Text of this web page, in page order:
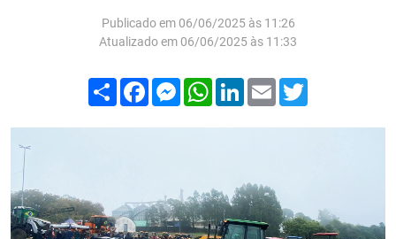
Publicado em 06/06/2025 às 11:26
Atualizado em 06/06/2025 às 11:33
Compartilhar
FacebookMessenger
WhatsApp
LinkedIn
Email